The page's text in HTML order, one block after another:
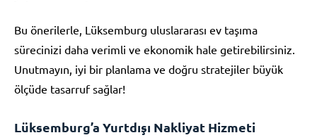
Bu önerilerle, Lüksemburg uluslararası ev taşıma
sürecinizi daha verimli ve ekonomik hale getirebilirsiniz.
Unutmayın, iyi bir planlama ve doğru stratejiler büyük
ölçüde tasarruf sağlar!
Lüksemburg’a Yurtdışı Nakliyat Hizmeti